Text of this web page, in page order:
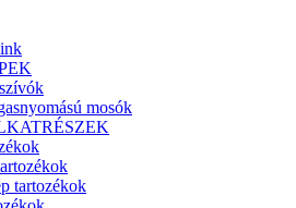
mosók
tartozékok